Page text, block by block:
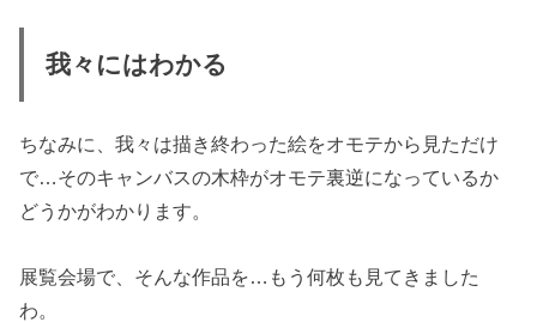
我々にはわかる
ちなみに、我々は描き終わった絵をオモテから見ただけ
で…そのキャンバスの木枠がオモテ裏逆になっているか
どうかがわかります。
展覧会場で、そんな作品を…もう何枚も見てきました
わ。